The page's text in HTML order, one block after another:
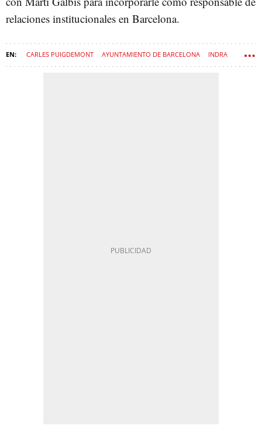
relaciones institucionales en Barcelona.
CARLES PUIGDEMONT AYUNTAMIENTO DE BARCELONA INDRA